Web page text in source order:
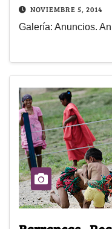
NOVIEMBRE 5, 2014
Galería: Anuncios.